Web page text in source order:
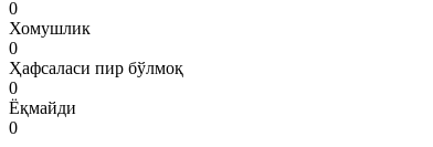
0
Хомушлик
0
Ҳафсаласи пир бўлмоқ
0
Ёқмайди
0